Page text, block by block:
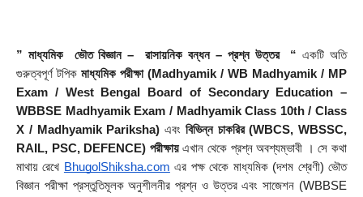
” মাধ্যমিক  ভৌত বিজ্ঞান –  রাসায়নিক বন্ধন – প্রশ্ন উত্তর  “ একটি অতি
গুরুত্বপূর্ণ টপিক মাধ্যমিক পরীক্ষা (Madhyamik / WB Madhyamik / MP
Exam / West Bengal Board of Secondary Education –
WBBSE Madhyamik Exam / Madhyamik Class 10th / Class
X / Madhyamik Pariksha) এবং বিভিন্ন চাকরির (WBCS, WBSSC,
RAIL, PSC, DEFENCE) পরীক্ষায় এখান থেকে প্রশ্ন অবশ্যম্ভাবী । সে কথা
মাথায় রেখে BhugolShiksha.com এর পক্ষ থেকে মাধ্যমিক (দশম শ্রেণী) ভৌত
বিজ্ঞান পরীক্ষা প্রস্তুতিমূলক অনুশীলনীর প্রশ্ন ও উত্তর এবং সাজেশন (WBBSE